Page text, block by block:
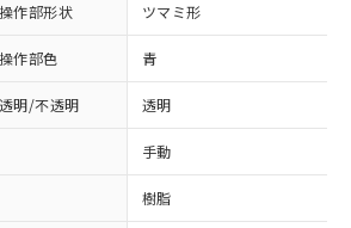
操作部形状 ツマミ形
操作部色 青
透明/不透明 透明
手動
樹脂